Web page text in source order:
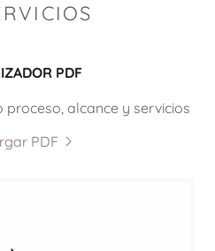
PDF
alcance y servicios
PDF